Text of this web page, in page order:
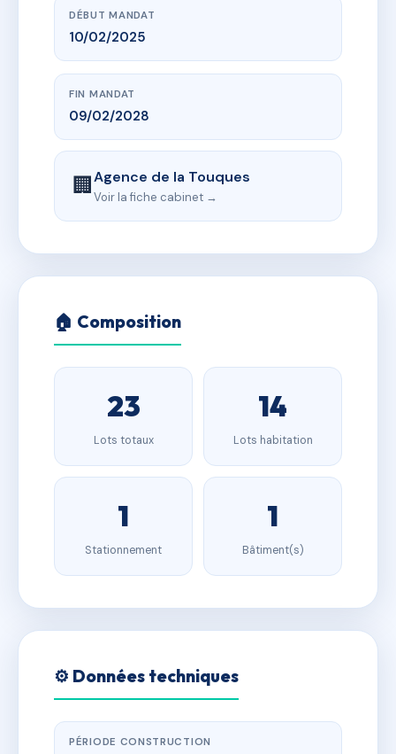
DÉBUT MANDAT
10/02/2025
FIN MANDAT
09/02/2028
🏢Agence de la Touques
Voir la fiche cabinet →
🏠 Composition
23
Lots totaux
14
Lots habitation
1
Stationnement
1
Bâtiment(s)
⚙️ Données techniques
PÉRIODE CONSTRUCTION